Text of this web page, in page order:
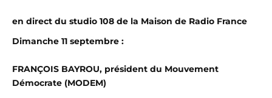
en direct du studio 108 de la Maison de Radio France
Dimanche 11 septembre :
FRANÇOIS BAYROU, président du Mouvement
Démocrate (MODEM)